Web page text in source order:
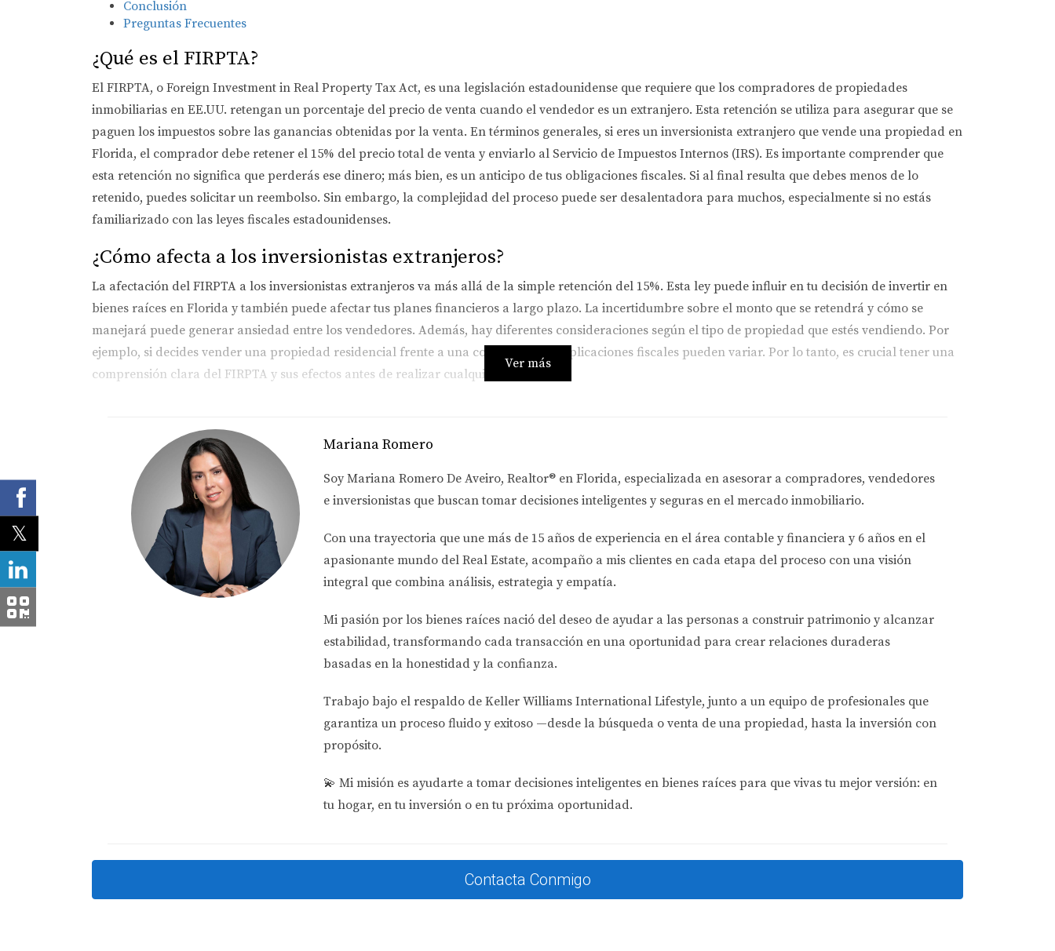
Conclusión
Preguntas Frecuentes
¿Qué es el FIRPTA?
El FIRPTA, o Foreign Investment in Real Property Tax Act, es una legislación estadounidense que requiere que los compradores de propiedades
inmobiliarias en EE.UU. retengan un porcentaje del precio de venta cuando el vendedor es un extranjero. Esta retención se utiliza para asegurar que se
paguen los impuestos sobre las ganancias obtenidas por la venta. En términos generales, si eres un inversionista extranjero que vende una propiedad en
Florida, el comprador debe retener el 15% del precio total de venta y enviarlo al Servicio de Impuestos Internos (IRS). Es importante comprender que
esta retención no significa que perderás ese dinero; más bien, es un anticipo de tus obligaciones fiscales. Si al final resulta que debes menos de lo
retenido, puedes solicitar un reembolso. Sin embargo, la complejidad del proceso puede ser desalentadora para muchos, especialmente si no estás
familiarizado con las leyes fiscales estadounidenses.
¿Cómo afecta a los inversionistas extranjeros?
La afectación del FIRPTA a los inversionistas extranjeros va más allá de la simple retención del 15%. Esta ley puede influir en tu decisión de invertir en
bienes raíces en Florida y también puede afectar tus planes financieros a largo plazo. La incertidumbre sobre el monto que se retendrá y cómo se
manejará puede generar ansiedad entre los vendedores. Además, hay diferentes consideraciones según el tipo de propiedad que estés vendiendo. Por
ejemplo, si decides vender una propiedad residencial frente a una comercial, las implicaciones fiscales pueden variar. Por lo tanto, es crucial tener una
comprensión clara del FIRPTA y sus efectos antes de realizar cualquier transacción.
Caso 1: Venta de una propiedad residencial
Imagina que eres un inversionista extranjero y has decidido vender tu casa en Florida por $500,000. Según el FIRPTA, el comprador deberá retener
$75,000 (15% del precio de venta) y enviarlo al IRS. Si tus ganancias netas son menores a esa cantidad después de considerar gastos como mejoras o
comisiones de venta, podrás solicitar un reembolso al presentar tu declaración fiscal.
Caso 2: Venta de propiedades comerciales
Ahora supongamos que eres dueño de un edificio comercial en Miami y decides venderlo por $1 millón. En este caso, la retención será de $150,000. Dado
el valor significativo de la transacción, es vital trabajar con profesionales que entiendan el FIRPTA para asegurarte de cumplir con todas las normativas
como residencia principal durante al menos 50% del tiempo durante los próximos dos años, puedes calificar para una exención. Este tipo de situaciones
resalta la importancia de conocer tus opciones y buscar asesoría adecuada.
El FIRPTA puede parecer complicado al principio, pero con la información adecuada y el apoyo correcto, puedes navegar por este proceso sin
necesarias mientras maximizas tus beneficios. Recuerda siempre estar preparado y buscar ayuda profesional cuando sea necesario; esto te permitirá
Ver más
Mariana Romero
Soy Mariana Romero De Aveiro, Realtor® en Florida, especializada en asesorar a compradores, vendedores
e inversionistas que buscan tomar decisiones inteligentes y seguras en el mercado inmobiliario.
Con una trayectoria que une más de 15 años de experiencia en el área contable y financiera y 6 años en el
apasionante mundo del Real Estate, acompaño a mis clientes en cada etapa del proceso con una visión
integral que combina análisis, estrategia y empatía.
Mi pasión por los bienes raíces nació del deseo de ayudar a las personas a construir patrimonio y alcanzar
estabilidad, transformando cada transacción en una oportunidad para crear relaciones duraderas
basadas en la honestidad y la confianza.
Trabajo bajo el respaldo de Keller Williams International Lifestyle, junto a un equipo de profesionales que
garantiza un proceso fluido y exitoso —desde la búsqueda o venta de una propiedad, hasta la inversión con
propósito.
💫 Mi misión es ayudarte a tomar decisiones inteligentes en bienes raíces para que vivas tu mejor versión: en
tu hogar, en tu inversión o en tu próxima oportunidad.
Contacta Conmigo